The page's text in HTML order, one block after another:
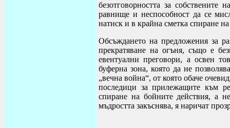
безотговорността за
равнище и неспособност да се
натиск и в крайна сметка спиране
Обсъждането на предложения за
прекратяване на огъня, също е
евентуални преговори, а освен
буферна зона, която да не
„вечна война“, от която обаче
последици за прилежащите към
спиране на бойните действия, а
мъдростта закъснява, я наричат